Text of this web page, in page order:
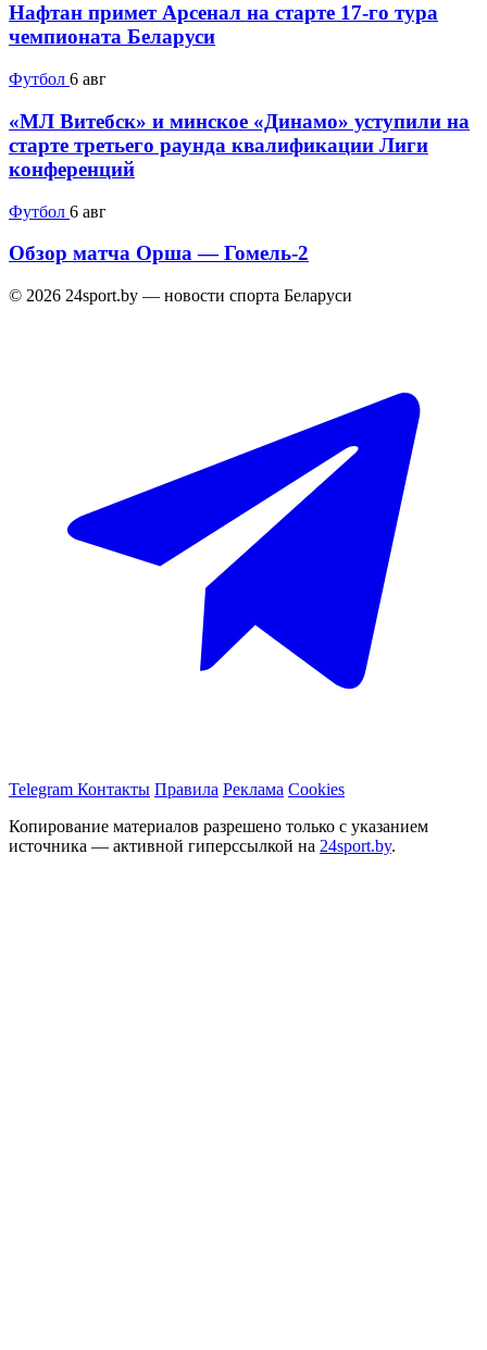
Нафтан примет Арсенал на старте 17-го тура
чемпионата Беларуси
Футбол 6 авг
«МЛ Витебск» и минское «Динамо» уступили на
старте третьего раунда квалификации Лиги
конференций
Футбол 6 авг
Обзор матча Орша — Гомель-2
© 2026 24sport.by — новости спорта Беларуси
Telegram Контакты Правила Реклама Cookies
Копирование материалов разрешено только с указанием
источника — активной гиперссылкой на 24sport.by.